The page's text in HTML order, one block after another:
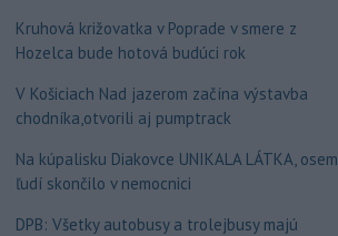
Kruhová križovatka v Poprade v smere z
Hozelca bude hotová budúci rok
V Košiciach Nad jazerom začína výstavba
chodníka,otvorili aj pumptrack
Na kúpalisku Diakovce UNIKALA LÁTKA, osem
ľudí skončilo v nemocnici
DPB: Všetky autobusy a trolejbusy majú